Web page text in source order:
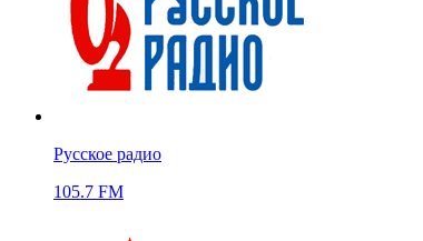
Русское радио
105.7 FM